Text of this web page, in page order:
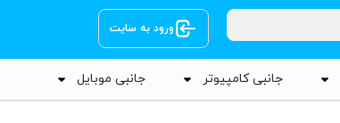
ورود به سایت
جانبی کامپیوتر جانبی موبایل